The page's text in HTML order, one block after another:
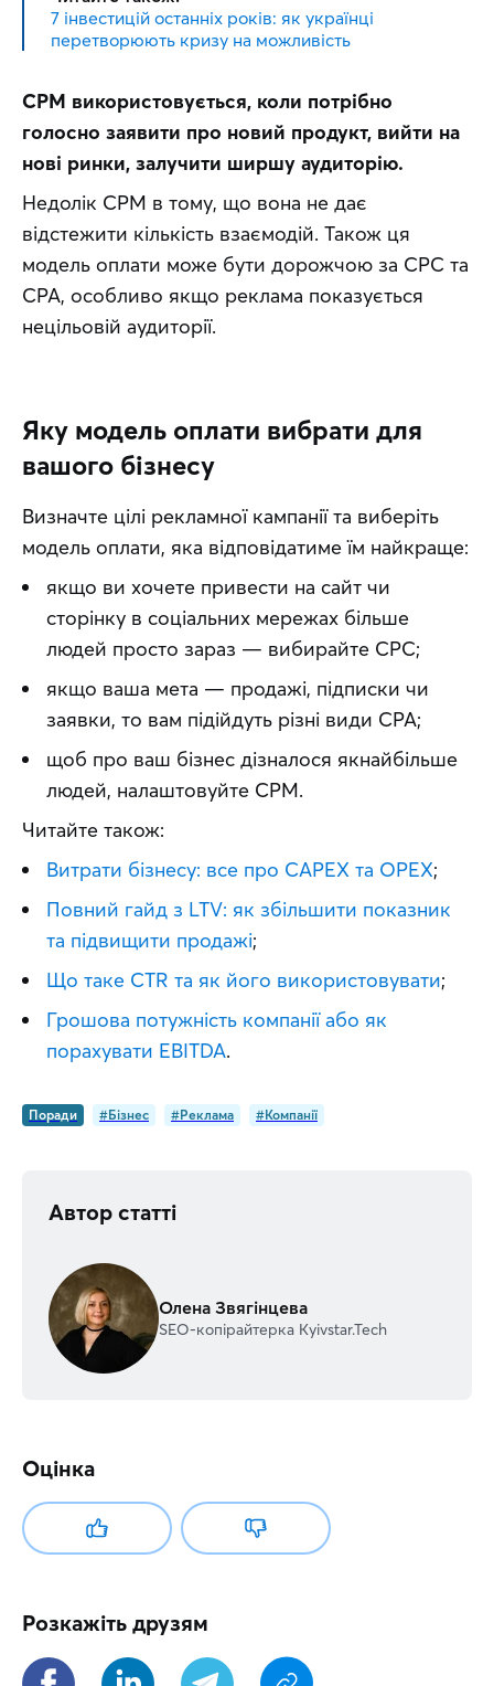
7 інвестицій останніх років: як українці
перетворюють кризу на можливість
CPM використовується, коли потрібно
голосно заявити про новий продукт, вийти на
нові ринки, залучити ширшу аудиторію.
Недолік CPM в тому, що вона не дає
відстежити кількість взаємодій. Також ця
модель оплати може бути дорожчою за CPC та
CPA, особливо якщо реклама показується
нецільовій аудиторії.
Яку модель оплати вибрати для
вашого бізнесу
Визначте цілі рекламної кампанії та виберіть
модель оплати, яка відповідатиме їм найкраще:
якщо ви хочете привести на сайт чи
сторінку в соціальних мережах більше
людей просто зараз — вибирайте CPC;
якщо ваша мета — продажі, підписки чи
заявки, то вам підійдуть різні види CPA;
щоб про ваш бізнес дізналося якнайбільше
людей, налаштовуйте CPM.
Читайте також:
Витрати бізнесу: все про CAPEX та OPEX;
Повний гайд з LTV: як збільшити показник
та підвищити продажі;
Що таке CTR та як його використовувати;
Грошова потужність компанії або як
порахувати EBITDA.
Поради #Бізнес #Реклама #Компанії
Автор статті
Олена Звягінцева
SEO-копірайтерка Kyivstar.Tech
Оцінка
Розкажіть друзям